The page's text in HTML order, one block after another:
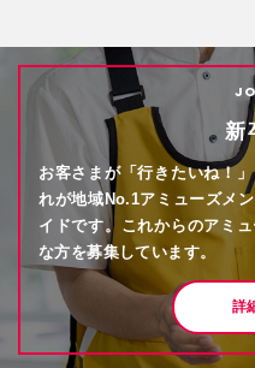
新
お客さまが「行きたいね！
れが地域No.1アミューズメ
イドです。これからのアミ
な方を募集しています。
詳